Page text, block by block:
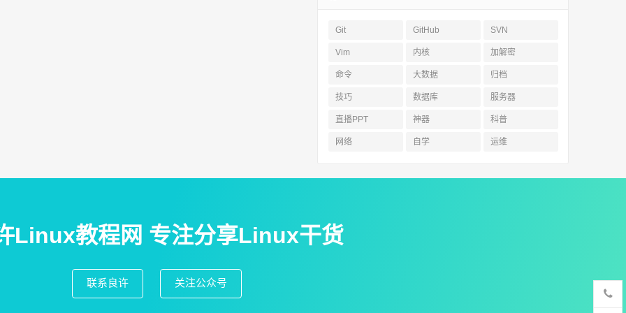
Git GitHub SVN
Vim 内核 加解密
命令 大数据 归档
技巧 数据库 服务器
直播PPT 神器 科普
网络 自学 运维
Linux教程网 专注分享Linux干货
联系良许 关注公众号